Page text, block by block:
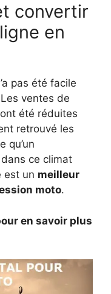
convertir
en
pas été facile
ventes de
été réduites
retrouvé les
qu’un
ce climat
est un meilleur
moto.
en savoir plus